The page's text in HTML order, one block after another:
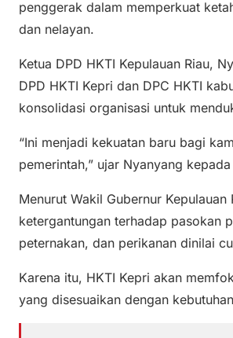
penggerak dalam memperkuat
dan nelayan.
Ketua DPD HKTI Kepulauan Riau,
DPD HKTI Kepri dan DPC HKTI
konsolidasi organisasi untuk
“Ini menjadi kekuatan baru bagi
pemerintah,” ujar Nyanyang
Menurut Wakil Gubernur
ketergantungan terhadap pasokan
peternakan, dan perikanan dinilai
Karena itu, HKTI Kepri akan
yang disesuaikan dengan